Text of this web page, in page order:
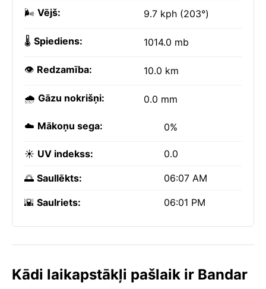
🌬️ Vējš: 9.7 kph (203°)
🌡️ Spiediens: 1014.0 mb
👁️ Redzamība: 10.0 km
🌧️ Gāzu nokrišņi: 0.0 mm
☁️ Mākoņu sega: 0%
☀️ UV indekss: 0.0
🌅 Saullēkts: 06:07 AM
🌇 Saulriets: 06:01 PM
Kādi laikapstākļi pašlaik ir Bandar